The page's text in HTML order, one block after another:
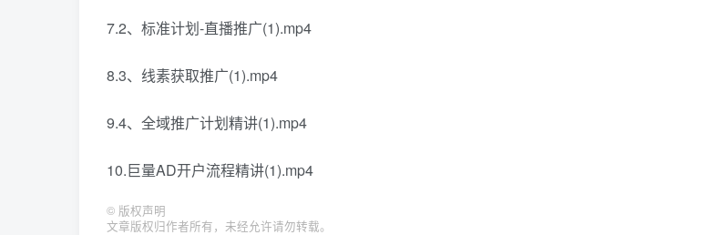
7.2、标准计划-直播推广(1).mp4
8.3、线素获取推广(1).mp4
9.4、全域推广计划精讲(1).mp4
10.巨量AD开户流程精讲(1).mp4
© 版权声明
文章版权归作者所有，未经允许请勿转载。